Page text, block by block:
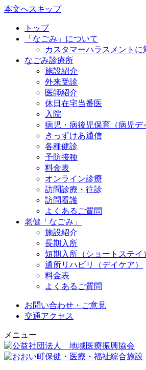
本文へスキップ
トップ
「なごみ」について
カスタマーハラスメントに
なごみ診療所
施設紹介
外来受診
医師紹介
休日在宅当番医
入院
病児・病後児保育（病児デ
きっずけあ通信
各種健診
予防接種
料金表
オンライン診療
訪問診療・往診
訪問看護
よくあるご質問
老健「なごみ」
施設紹介
長期入所
短期入所（ショートステイ
通所リハビリ（デイケア）
料金表
よくあるご質問
お問い合わせ・ご意見
交通アクセス
メニュー